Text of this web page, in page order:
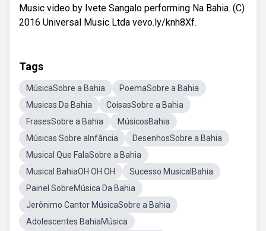
Music video by Ivete Sangalo performing Na Bahia. (C)
2016 Universal Music Ltda vevo.ly/knh8Xf.
Tags
MúsicaSobre a Bahia
PoemaSobre a Bahia
Musicas Da Bahia
CoisasSobre a Bahia
FrasesSobre a Bahia
MúsicosBahia
Músicas Sobre aInfância
DesenhosSobre a Bahia
Musical Que FalaSobre a Bahia
Musical BahiaOH OH OH
Sucesso MusicalBahia
Painel SobreMúsica Da Bahia
Jerônimo Cantor MúsicaSobre a Bahia
Adolescentes BahiaMúsica